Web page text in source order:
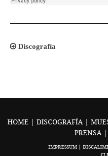
Discografía
HOME| DISCOGRAFÍA |
PRENSA |
IMPRESSUM|